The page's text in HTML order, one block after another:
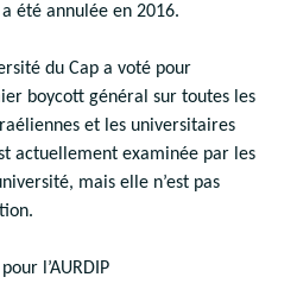
été annulée en 2016.
du Cap a voté pour
boycott général sur toutes les
et les universitaires
actuellement examinée par les
mais elle n’est pas
l’AURDIP